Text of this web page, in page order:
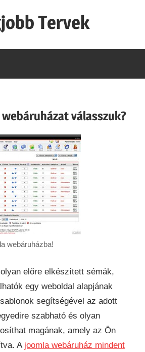
Tervek
válasszuk?
webáruházba!
előre elkészített sémák,
egy weboldal alapjának
segítségével az adott
szabható és olyan
magának, amely az Ön
A joomla webáruház mindent